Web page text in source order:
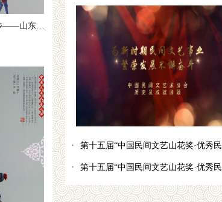
《中国扑灰年画之乡——山东高密》
· 第十五届“中国民间文艺山花奖·优秀民间艺术表演”民歌初评暨展演活动
· 第十五届“中国民间文艺山花奖·优秀民间艺术表演”民间广场歌舞初评暨展演活动